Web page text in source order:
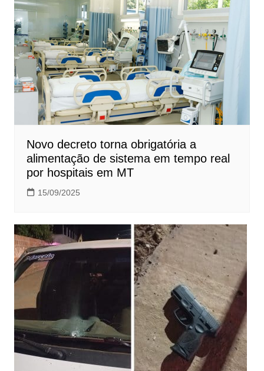
Novo decreto torna obrigatória a
alimentação de sistema em tempo real
por hospitais em MT
15/09/2025